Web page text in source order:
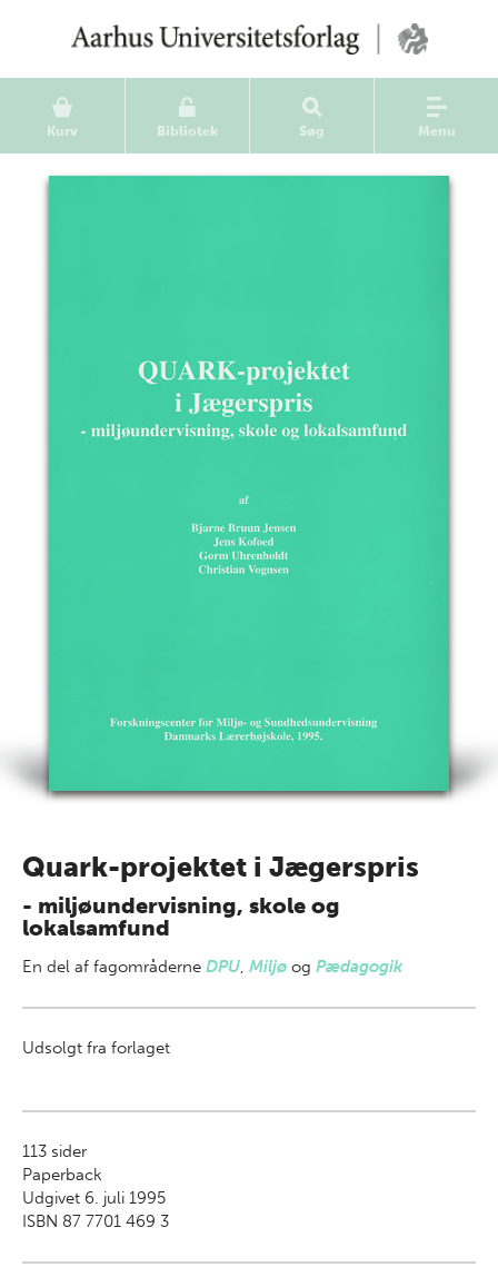
Kurv Bibliotek Søg Menu
Quark-projektet i Jægerspris
- miljøundervisning, skole og
lokalsamfund
En del af fagområderne DPU, Miljø og Pædagogik
Udsolgt fra forlaget
113 sider
Paperback
Udgivet 6. juli 1995
ISBN 87 7701 469 3